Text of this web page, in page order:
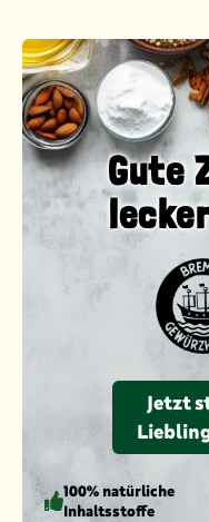
Gute
Jetzt
100% natürliche
Inhaltsstoffe